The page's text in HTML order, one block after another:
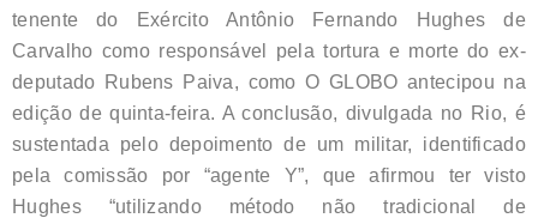
tenente do Exército Antônio Fernando Hughes de
Carvalho como responsável pela tortura e morte do ex-
deputado Rubens Paiva, como O GLOBO antecipou na
edição de quinta-feira. A conclusão, divulgada no Rio, é
sustentada pelo depoimento de um militar, identificado
pela comissão por “agente Y”, que afirmou ter visto
Hughes “utilizando método não tradicional de